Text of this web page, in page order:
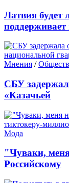
Латвия будет
поддерживает
Мнения /
СБУ
«Казачьей
Мода
"Чуваки,
Российскому